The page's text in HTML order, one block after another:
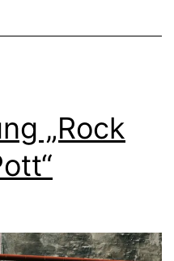
„Rock